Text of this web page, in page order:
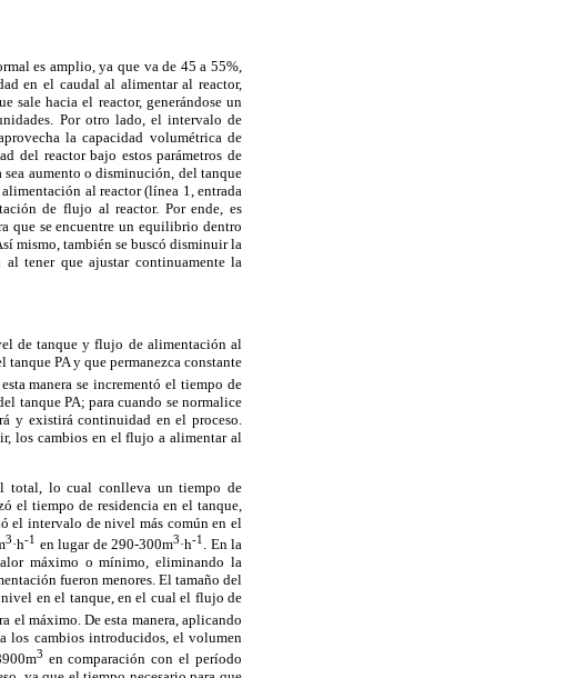
es amplio, ya que va de 45 a 55%,
en el caudal al alimentar al reactor,
sale hacia el reactor, generándose un
Por otro lado, el intervalo de
la capacidad volumétrica de
del reactor bajo estos parámetros de
aumento o disminución, del tanque
al reactor (línea 1, entrada
de flujo al reactor. Por ende, es
que se encuentre un equilibrio dentro
mismo, también se buscó disminuir la
tener que ajustar continuamente la
de tanque y flujo de alimentación al
PA y que permanezca constante
manera se incrementó el tiempo de
tanque PA; para cuando se normalice
y existirá continuidad en el proceso.
los cambios en el flujo a alimentar al
total, lo cual conlleva un tiempo de
el tiempo de residencia en el tanque,
el intervalo de nivel más común en el
3·h-1 en lugar de 290-300m3·h-1 . En la
máximo o mínimo, eliminando la
fueron menores. El tamaño del
en el tanque, en el cual el flujo de
el máximo. De esta manera, aplicando
los cambios introducidos, el volumen
3 en comparación con el período